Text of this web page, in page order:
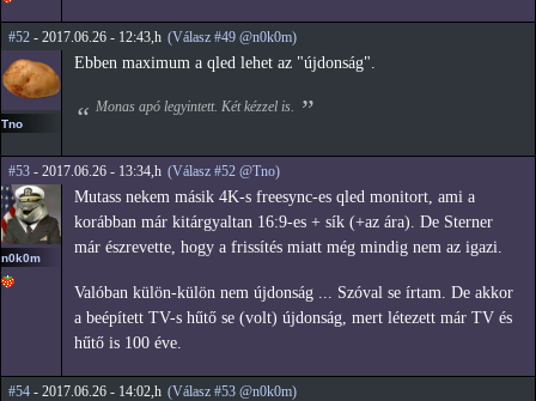
#52 - 2017.06.26 - 12:43,h (Válasz #49 @n0k0m)
Tno
Ebben maximum a qled lehet az "újdonság".
Monas apó legyintett. Két kézzel is.
#53 - 2017.06.26 - 13:34,h (Válasz #52 @Tno)
n0k0m
Mutass nekem másik 4K-s freesync-es qled monitort, ami a
korábban már kitárgyaltan 16:9-es + sík (+az ára). De Sterner
már észrevette, hogy a frissítés miatt még mindig nem az igazi.
Valóban külön-külön nem újdonság ... Szóval se írtam. De akkor
a beépített TV-s hűtő se (volt) újdonság, mert létezett már TV és
hűtő is 100 éve.
#54 - 2017.06.26 - 14:02,h (Válasz #53 @n0k0m)